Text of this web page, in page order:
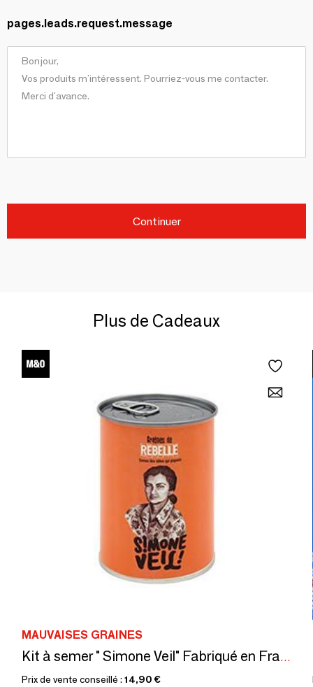
pages.leads.request.message
Continuer
Plus de Cadeaux
MAUVAISES GRAINES
Kit à semer " Simone Veil" Fabriqué en France en collab avec Arts dans la Peau
Prix de vente conseillé : 14,90 €